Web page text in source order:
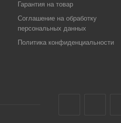
Гарантия на товар
Соглашение на обработку
персональных данных
Политика конфиденциальности